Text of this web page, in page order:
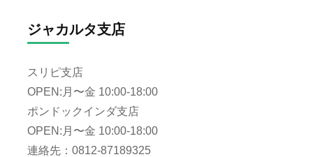
ジャカルタ支店
スリピ支店
OPEN:月〜金 10:00-18:00
ポンドックインダ支店
OPEN:月〜金 10:00-18:00
連絡先：0812-87189325